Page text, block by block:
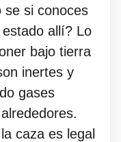
se si conoces
allí? Lo
bajo tierra
inertes y
gases
caza es legal